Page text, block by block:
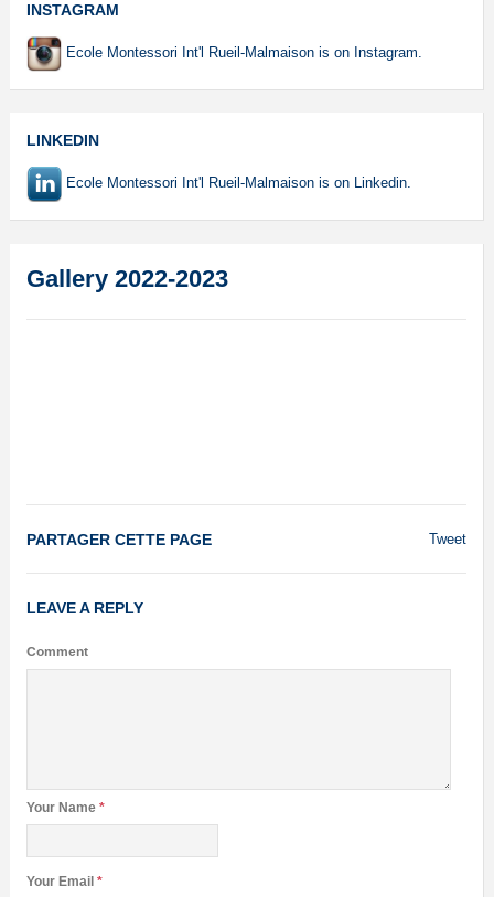
INSTAGRAM
Ecole Montessori Int'l Rueil-Malmaison is on Instagram.
LINKEDIN
Ecole Montessori Int'l Rueil-Malmaison is on Linkedin.
Gallery 2022-2023
Tweet
PARTAGER CETTE PAGE
LEAVE A REPLY
Comment
Your Name *
Your Email *